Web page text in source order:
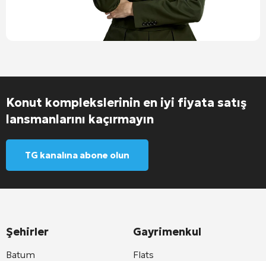
Konut komplekslerinin en iyi fiyata satış
lansmanlarını kaçırmayın
TG kanalına abone olun
Şehirler
Batum
Gayrimenkul
Flats